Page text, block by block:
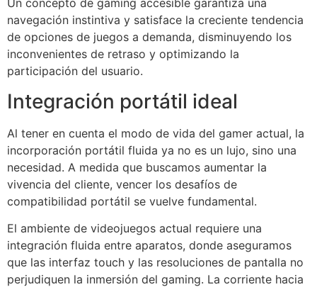
Un concepto de gaming accesible garantiza una
navegación instintiva y satisface la creciente tendencia
de opciones de juegos a demanda, disminuyendo los
inconvenientes de retraso y optimizando la
participación del usuario.
Integración portátil ideal
Al tener en cuenta el modo de vida del gamer actual, la
incorporación portátil fluida ya no es un lujo, sino una
necesidad. A medida que buscamos aumentar la
vivencia del cliente, vencer los desafíos de
compatibilidad portátil se vuelve fundamental.
El ambiente de videojuegos actual requiere una
integración fluida entre aparatos, donde aseguramos
que las interfaz touch y las resoluciones de pantalla no
perjudiquen la inmersión del gaming. La corriente hacia